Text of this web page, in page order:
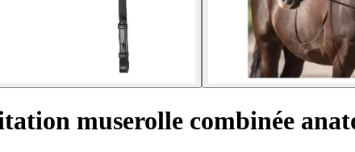
muserolle combinée